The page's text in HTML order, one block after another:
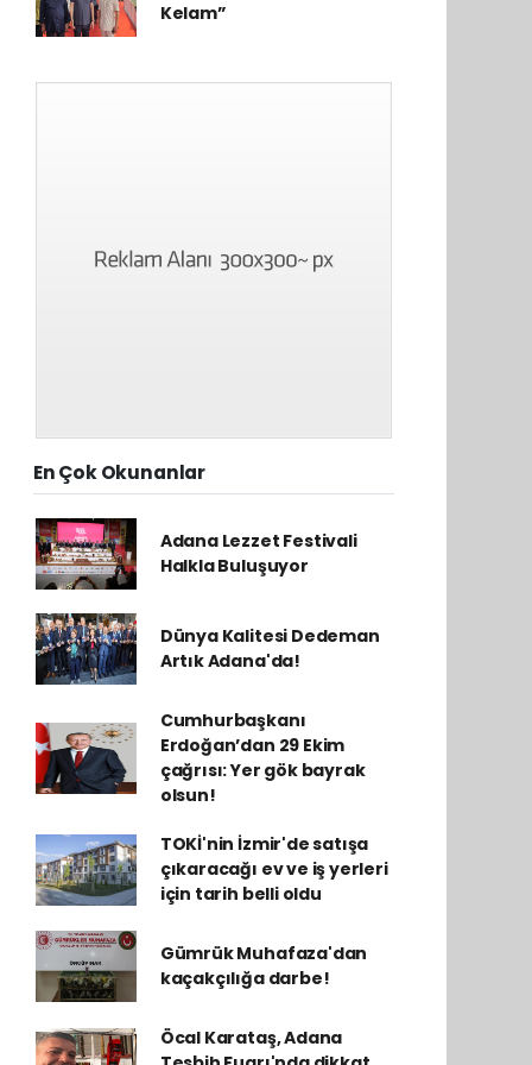
Kelam”
En Çok Okunanlar
Adana Lezzet Festivali
Halkla Buluşuyor
Dünya Kalitesi Dedeman
Artık Adana'da!
Cumhurbaşkanı
Erdoğan’dan 29 Ekim
çağrısı: Yer gök bayrak
olsun!
TOKİ'nin İzmir'de satışa
çıkaracağı ev ve iş yerleri
için tarih belli oldu
Gümrük Muhafaza'dan
kaçakçılığa darbe!
Öcal Karataş, Adana